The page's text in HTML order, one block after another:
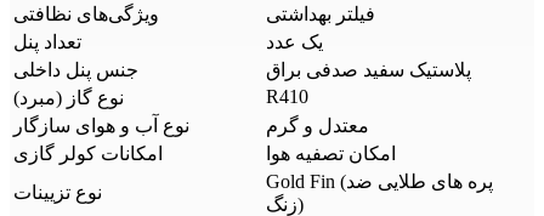
ویژگی‌های نظافتی
فیلتر بهداشتی
تعداد پنل
یک عدد
جنس پنل داخلی
پلاستیک سفید صدفی براق
نوع گاز (مبرد)
R410
نوع آب و هوای سازگار
معتدل و گرم
امکانات کولر گازی
امکان تصفیه هوا
نوع تزیینات
Gold Fin (پره های طلایی ضد
زنگ)